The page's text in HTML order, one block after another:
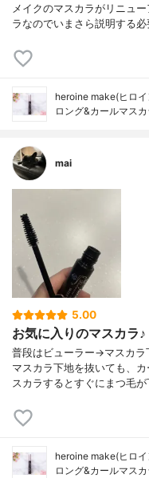
メイクのマスカラがリニュ
ラなのでいまさら説明する
heroine make(ヒロイ
ロング&カールマス
mai
5.00
お気に入りのマスカラ♪
普段はビューラー→マスカラ
マスカラ下地を抜いても、
スカラするとすぐにまつ毛
heroine make(ヒロイ
ロング&カールマス